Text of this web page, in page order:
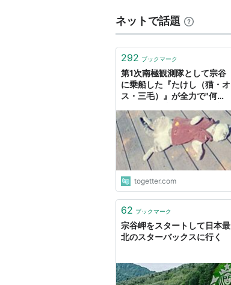
ネットで話題
292 ブックマーク
第1次南極観測隊として宗谷
に乗船した『たけし（猫・オ
ス・三毛）』が全力で"何も
録「猫の話は初めて知った」
togetter.com
62 ブックマーク
宗谷岬をスタートして日本最
北のスターバックスに行く